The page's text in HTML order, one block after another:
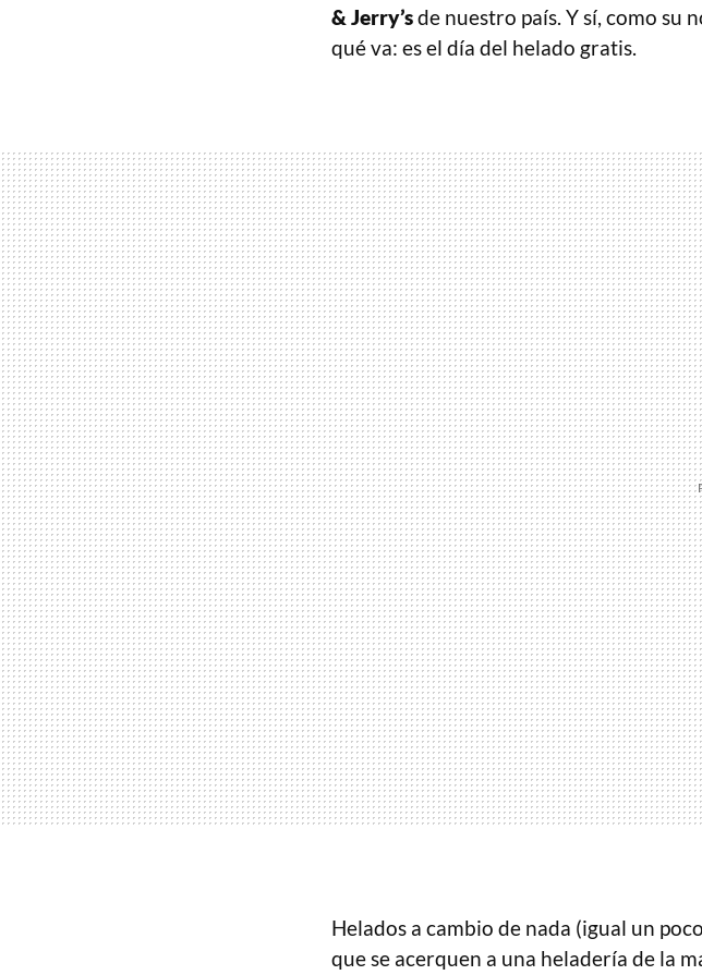
& Jerry’sde nuestro país. Y sí, como su
qué va: es el día del helado gratis.
Helados a cambio de nada (igual un
que se acerquen a una heladería de la